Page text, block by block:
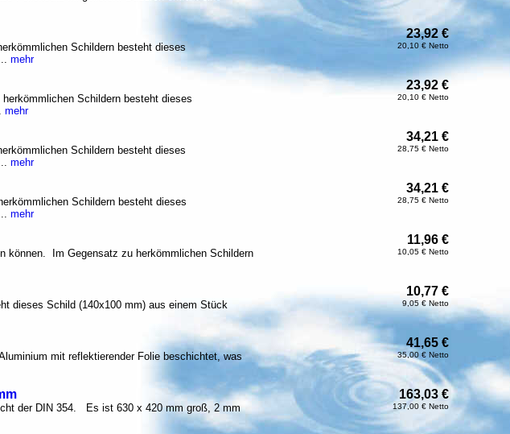
Schildern besteht dieses
mehr
23,92 €
20,10 € Netto
Schildern besteht dieses
mehr
23,92 €
20,10 € Netto
Schildern besteht dieses
mehr
34,21 €
28,75 € Netto
Schildern besteht dieses
mehr
34,21 €
28,75 € Netto
können. Im Gegensatz zu herkömmlichen Schildern
11,96 €
10,05 € Netto
dieses Schild (140x100 mm) aus einem Stück
10,77 €
9,05 € Netto
mit reflektierender Folie beschichtet, was
41,65 €
35,00 € Netto
der DIN 354. Es ist 630 x 420 mm groß, 2 mm
163,03 €
137,00 € Netto